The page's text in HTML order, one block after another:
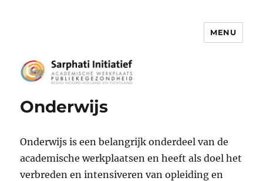
MENU
Onderwijs
Onderwijs is een belangrijk onderdeel van de
academische werkplaatsen en heeft als doel het
verbreden en intensiveren van opleiding en